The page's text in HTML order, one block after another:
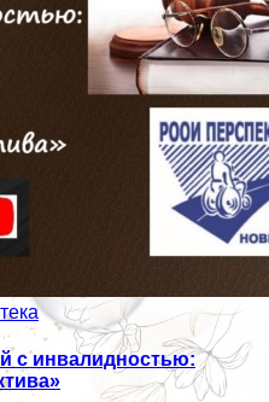
с инвалидностью: